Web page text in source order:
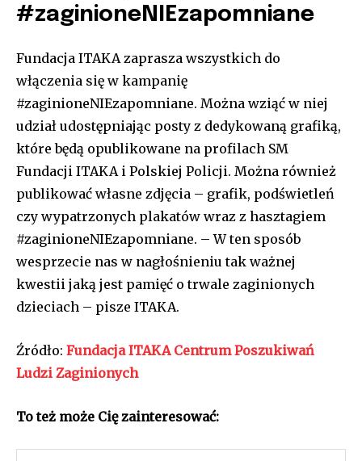
#zaginioneNIEzapomniane
Fundacja ITAKA zaprasza wszystkich do
włączenia się w kampanię
#zaginioneNIEzapomniane. Można wziąć w niej
udział udostępniając posty z dedykowaną grafiką,
które będą opublikowane na profilach SM
Fundacji ITAKA i Polskiej Policji. Można również
publikować własne zdjęcia – grafik, podświetleń
czy wypatrzonych plakatów wraz z hasztagiem
#zaginioneNIEzapomniane. – W ten sposób
wesprzecie nas w nagłośnieniu tak ważnej
kwestii jaką jest pamięć o trwale zaginionych
dzieciach – pisze ITAKA.
Źródło: Fundacja ITAKA Centrum Poszukiwań
Ludzi Zaginionych
To też może Cię zainteresować: